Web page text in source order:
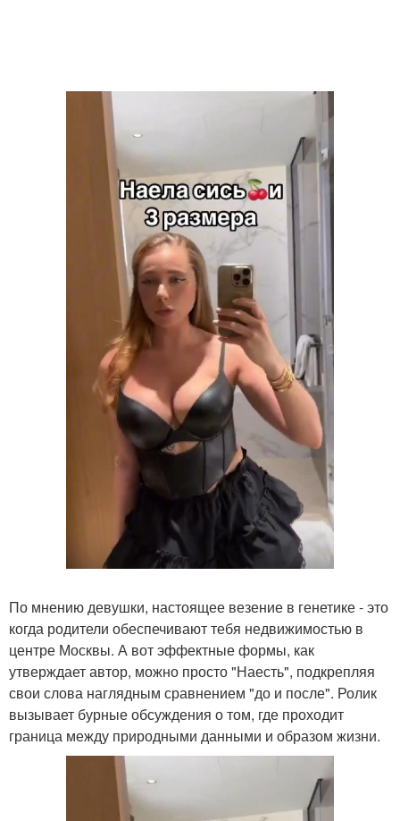
По мнению девушки, настоящее везение в генетике - это
когда родители обеспечивают тебя недвижимостью в
центре Москвы. А вот эффектные формы, как
утверждает автор, можно просто "Наесть", подкрепляя
свои слова наглядным сравнением "до и после". Ролик
вызывает бурные обсуждения о том, где проходит
граница между природными данными и образом жизни.